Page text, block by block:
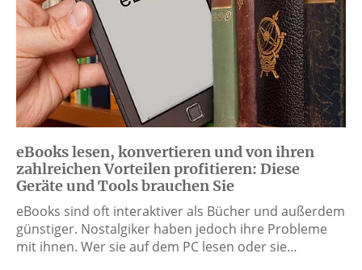
eBooks lesen, konvertieren und von ihren
zahlreichen Vorteilen profitieren: Diese
Geräte und Tools brauchen Sie
eBooks sind oft interaktiver als Bücher und außerdem
günstiger. Nostalgiker haben jedoch ihre Probleme
mit ihnen. Wer sie auf dem PC lesen oder sie…